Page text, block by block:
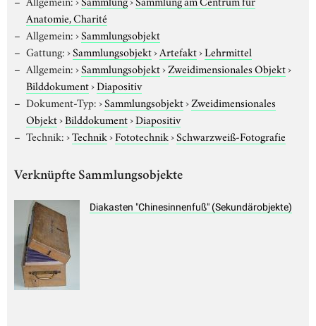
Anatomie, Charité
Allgemein:›Sammlungsobjekt
Gattung:›Sammlungsobjekt›Artefakt›Lehrmittel
Allgemein:›Sammlungsobjekt›Zweidimensionales Objekt›
Bilddokument›Diapositiv
Dokument-Typ:›Sammlungsobjekt›Zweidimensionales
Objekt›Bilddokument›Diapositiv
Technik:›Technik›Fototechnik›Schwarzweiß-Fotografie
Verknüpfte Sammlungsobjekte
Diakasten "Chinesinnenfuß" (Sekundärobjekte)